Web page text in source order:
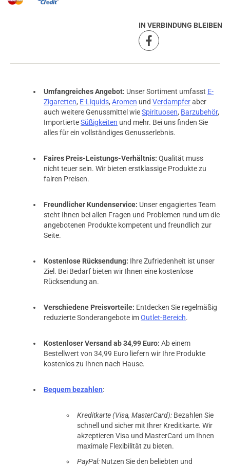
IN VERBINDUNG BLEIBEN
Umfangreiches Angebot: Unser Sortiment umfasst E-
Zigaretten, E-Liquids, Aromen und Verdampferaber
auch weitere Genussmittel wieSpirituosen, Barzubehör,
ImportierteSüßigkeiten und mehr. Bei uns finden Sie
alles für ein vollständiges Genusserlebnis.
Faires Preis-Leistungs-Verhältnis: Qualität muss
nicht teuer sein. Wir bieten erstklassige Produkte zu
fairen Preisen.
Freundlicher Kundenservice: Unser engagiertes Team
steht Ihnen bei allen Fragen und Problemen rund um die
angebotenen Produkte kompetent und freundlich zur
Seite.
Kostenlose Rücksendung: Ihre Zufriedenheit ist unser
Ziel. Bei Bedarf bieten wir Ihnen eine kostenlose
Rücksendung an.
Verschiedene Preisvorteile: Entdecken Sie regelmäßig
reduzierte Sonderangebote imOutlet-Bereich.
Kostenloser Versand ab 34,99 Euro: Ab einem
Bestellwert von 34,99 Euro liefern wir Ihre Produkte
kostenlos zu Ihnen nach Hause.
Bequem bezahlen:
Kreditkarte (Visa, MasterCard): Bezahlen Sie
schnell und sicher mit Ihrer Kreditkarte. Wir
akzeptieren Visa und MasterCard um Ihnen
maximale Flexibilität zu bieten.
PayPal: Nutzen Sie den beliebten und